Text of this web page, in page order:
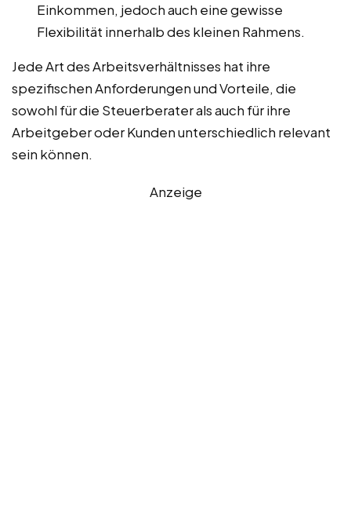
Einkommen, jedoch auch eine gewisse
Flexibilität innerhalb des kleinen Rahmens.
Jede Art des Arbeitsverhältnisses hat ihre
spezifischen Anforderungen und Vorteile, die
sowohl für die Steuerberater als auch für ihre
Arbeitgeber oder Kunden unterschiedlich relevant
sein können.
Anzeige